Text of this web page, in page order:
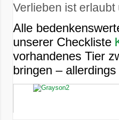
Verlieben ist
Alle
unserer Checkliste
vorhandenes Tier
bringen –